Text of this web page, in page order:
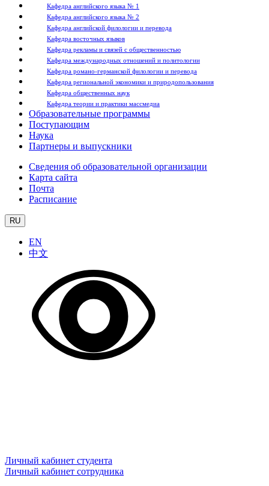
Кафедра английского языка № 1
Кафедра английского языка № 2
Кафедра английской филологии и перевода
Кафедра восточных языков
Кафедра рекламы и связей с общественностью
Кафедра международных отношений и политологии
Кафедра романо-германской филологии и перевода
Кафедра региональной экономики и природопользования
Кафедра общественных наук
Кафедра теории и практики массмедиа
Образовательные программы
Поступающим
Наука
Партнеры и выпускники
Сведения об образовательной организации
Карта сайта
Почта
Расписание
RU
EN
中文
Личный кабинет студента
Личный кабинет сотрудника